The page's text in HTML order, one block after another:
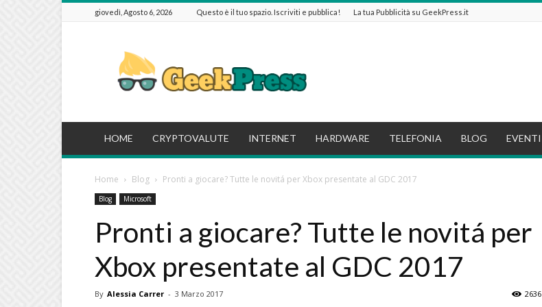
giovedì, Agosto 6, 2026 Questo è il tuo spazio. Iscriviti e pubblica! La tua Pubblicità su GeekPress.it
HOME CRYPTOVALUTE INTERNET HARDWARE TELEFONIA BLOG EVENTI
Home Blog Pronti a giocare? Tutte le novitá per Xbox presentate al GDC 2017
Blog Microsoft
Pronti a giocare? Tutte le novitá per
Xbox presentate al GDC 2017
By Alessia Carrer - 3 Marzo 2017 2636